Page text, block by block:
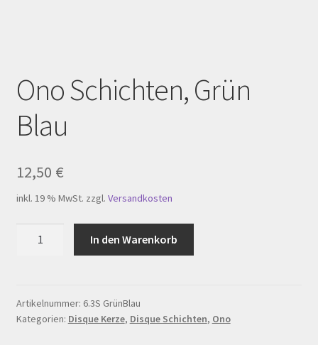
Kerzenpflege
Mein Konto
My Account
Registration
Shop
Warenkorb
Ono Schichten, Grün
Blau
12,50 €
inkl. 19 % MwSt. zzgl. Versandkosten
Menge
In den Warenkorb
Artikelnummer: 6.3S GrünBlau
Kategorien: Disque Kerze, Disque Schichten, Ono